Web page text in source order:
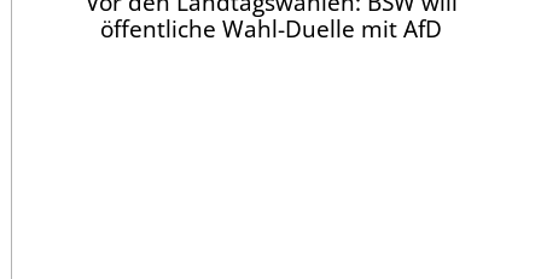
öffentliche Wahl-Duelle mit AfD